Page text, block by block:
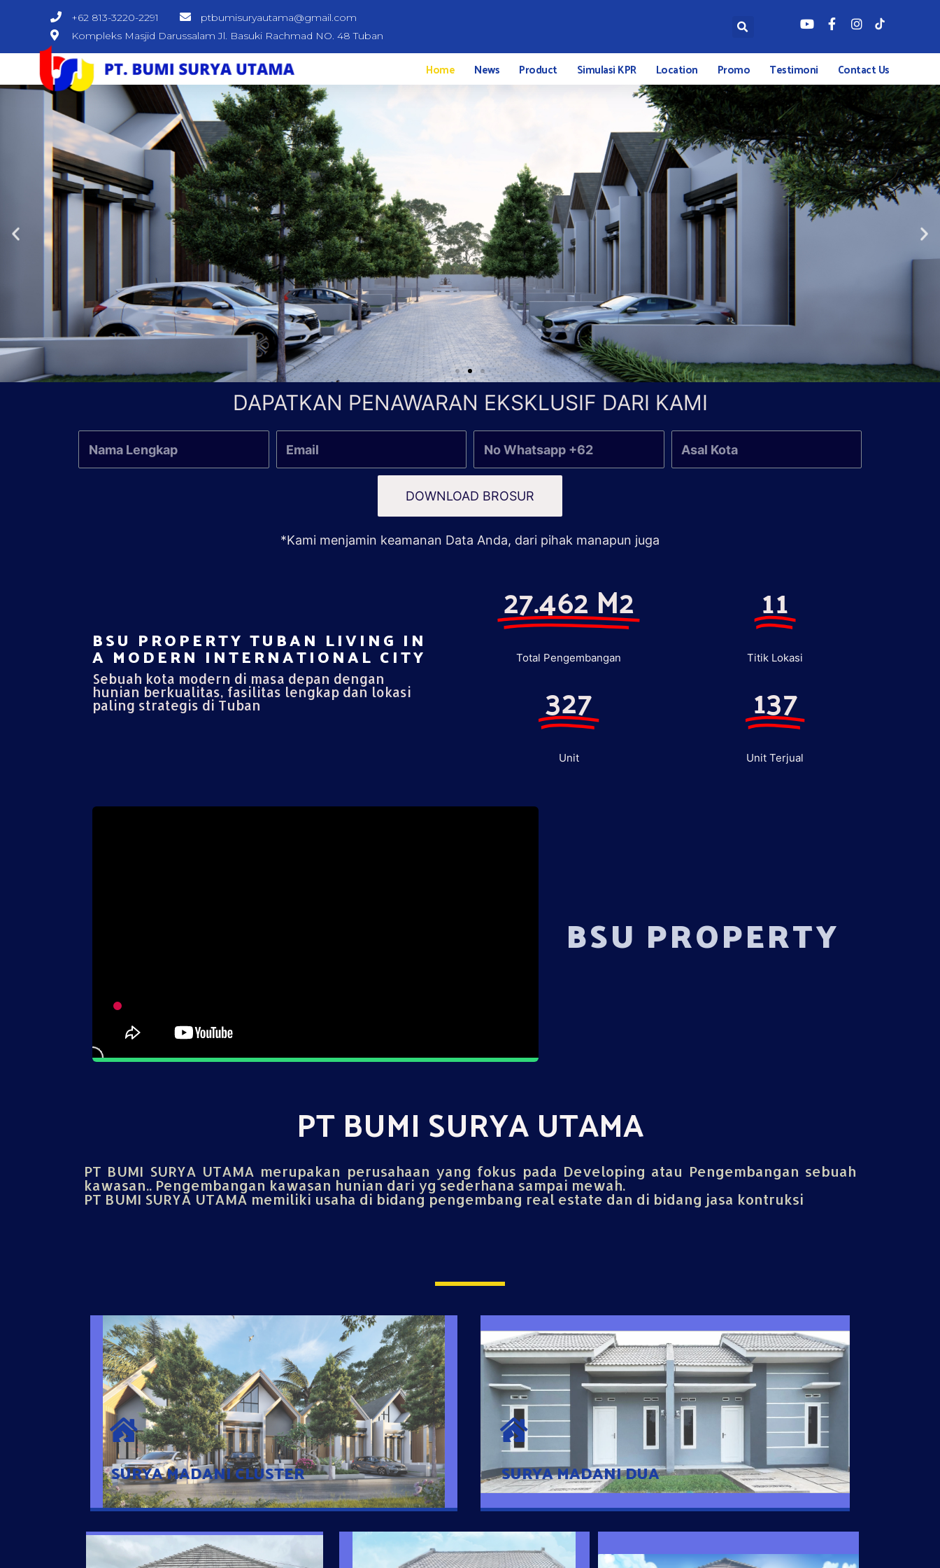
+62 813-3220-2291
ptbumisuryautama@gmail.com
Kompleks Masjid Darussalam Jl. Basuki Rachmad NO. 48 Tuban
Home News Product Simulasi KPR Location Promo Testimoni Contact Us
DAPATKAN PENAWARAN EKSKLUSIF DARI KAMI
DOWNLOAD BROSUR
*Kami menjamin keamanan Data Anda, dari pihak manapun juga
BSU PROPERTY TUBAN LIVING IN
A MODERN INTERNATIONAL CITY​
Sebuah kota modern di masa depan dengan
hunian berkualitas, fasilitas lengkap dan lokasi
paling strategis di Tuban
27.462 M2
Total Pengembangan
327
Unit
11
Titik Lokasi
137
Unit Terjual
BSU PROPERTY
PT BUMI SURYA UTAMA
PT BUMI SURYA UTAMA merupakan perusahaan yang fokus pada Developing atau Pengembangan sebuah
kawasan.. Pengembangan kawasan hunian dari yg sederhana sampai mewah.
PT BUMI SURYA UTAMA memiliki usaha di bidang pengembang real estate dan di bidang jasa kontruksi
SURYA MADANI CLUSTER
SURYA MADANI CLUSTER
Desain Modern Minimalis dengan Konsep Rumah Pintar
Sehingga Memudahkan Penghuni mengakses rumahnya dengan
Ponsel
SURYA MADANI DUA
SURYA MADANI DUA
Satu-satunya Hunian nyaman dengan harga subsidi hanya 100
jutaan dengan lokasi strategis di Tuban